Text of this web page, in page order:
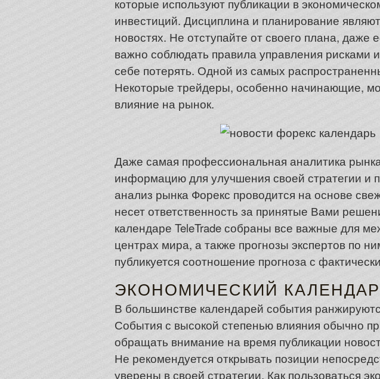
которые используют публикации в
инвестиций. Дисциплина и планирование
новостях. Не отступайте от своего плана,
важно соблюдать правила управления рисками
себе потерять. Одной из самых
Некоторые трейдеры, особенно начинающие,
влияние на рынок.
Даже самая профессиональная аналитика
информацию для улучшения своей стратегии и
анализ рынка Форекс проводится на основе
несет ответственность за принятые Вами
календаре TeleTrade собраны все важные для
центрах мира, а также прогнозы экспертов по
публикуется соотношение прогноза с
ЭКОНОМИЧЕСКИЙ
В большинстве календарей события
События с высокой степенью влияния обычно
обращать внимание на время публикации
Не рекомендуется открывать позиции
уверены в своей стратегии. Как пользоваться